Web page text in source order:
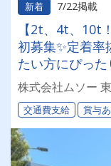
新着 7/22掲載
【2t、4t、10t
初募集✨定着率
たい方にぴっ
通免許で応募
ルに合わせて
株式会社ムソー
交通費支給 賞与